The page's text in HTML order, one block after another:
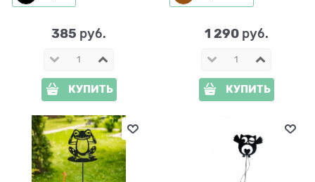
385 руб.
КУПИТЬ
1 290 руб.
КУПИТЬ